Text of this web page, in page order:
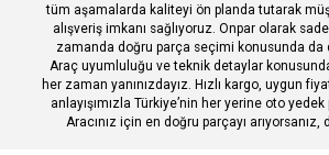
Gönder
tüm aşamalarda kaliteyi ön planda tutarak
alışveriş imkanı sağlıyoruz. Onpar olarak
zamanda doğru parça seçimi konusunda da
Araç uyumluluğu ve teknik detaylar
her zaman yanınızdayız. Hızlı kargo, uygun
anlayışımızla Türkiye’nin her yerine oto yedek
Aracınız için en doğru parçayı